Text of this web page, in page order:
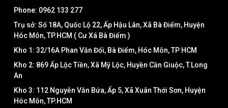
Phone: 0962 133 277
Trụ sở: Số 18A, Quốc Lộ 22, Ấp Hậu Lân, Xã Bà Điểm, Huyện
Hóc Môn, TP.HCM ( Cư Xá Bà Điểm )
Kho 1: 32/16A Phan Văn Đối, Bà Điểm, Hóc Môn, TP HCM
Kho 2: 869 Ấp Lộc Tiền, Xã Mỹ Lộc, Huyền Cần Giuộc, T.Long
An
Kho 3: 112 Nguyễn Văn Bứa, Ấp 5, Xã Xuân Thới Sơn, Huyện
Hóc Môn, TP.HCM